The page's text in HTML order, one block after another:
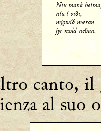
Níu mank
níu í viði,
mjǫtvið mæran
fyr mold neðan.
canto,
al suo